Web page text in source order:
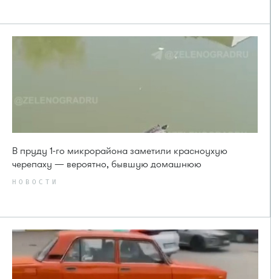
В пруду 1-го микрорайона заметили красноухую
черепаху — вероятно, бывшую домашнюю
НОВОСТИ